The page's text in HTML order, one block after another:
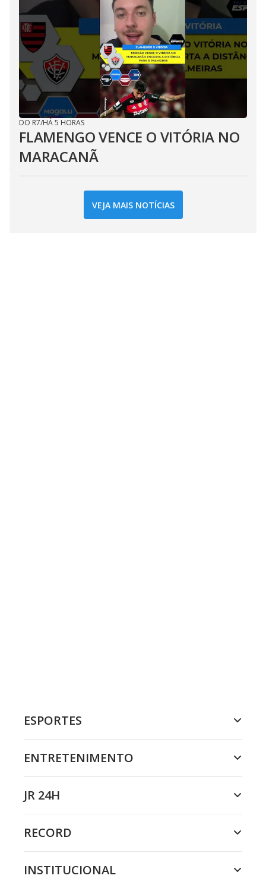
DO R7/HÁ 5 HORAS
FLAMENGO VENCE O VITÓRIA NO
MARACANÃ
VEJA MAIS NOTÍCIAS
ESPORTES
ENTRETENIMENTO
JR 24H
RECORD
INSTITUCIONAL